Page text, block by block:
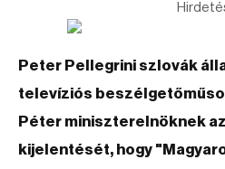
Peter Pellegrini szlovák
televíziós
Péter miniszterelnöknek
kijelentését, hogy